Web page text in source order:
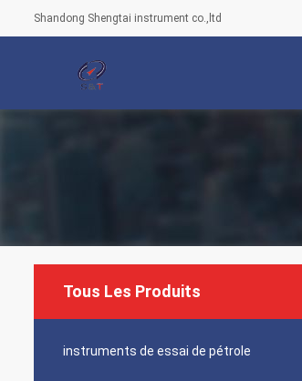
Shandong Shengtai instrument co.,ltd
Tous Les Produits
instruments de essai de pétrole